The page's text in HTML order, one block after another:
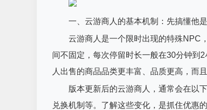
一、云游商人的基本机制：先搞懂他
云游商人是一个限时出现的特殊NPC
间不固定，每次停留时长一般在30分钟到
人出售的商品品类更丰富、品质更高，而
版本更新后的云游商人，通常会在以
兑换机制等。了解这些变化，是抓住优惠的